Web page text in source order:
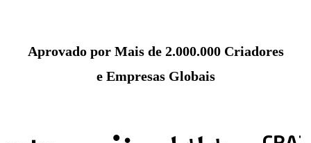
Aprovado por Mais de 2.000.000 Criadores
e Empresas Globais